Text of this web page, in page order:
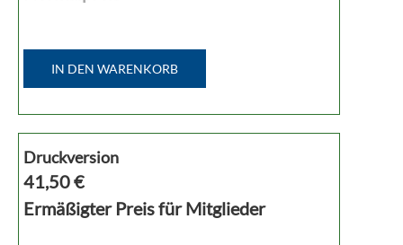
IN DEN WARENKORB
Druckversion
41,50€
Ermäßigter Preis für Mitglieder